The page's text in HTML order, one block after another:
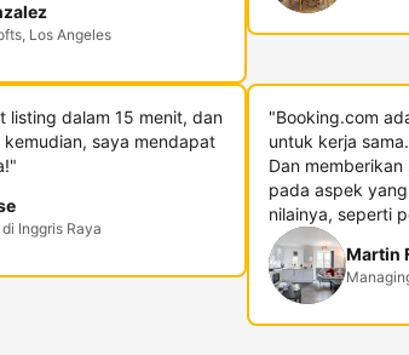
Los Angeles
listing dalam 15 menit, dan
saya mendapat
Inggris Raya
"Booking.com
untuk kerja
Dan
pada aspek
nilainya, seperti
Martin